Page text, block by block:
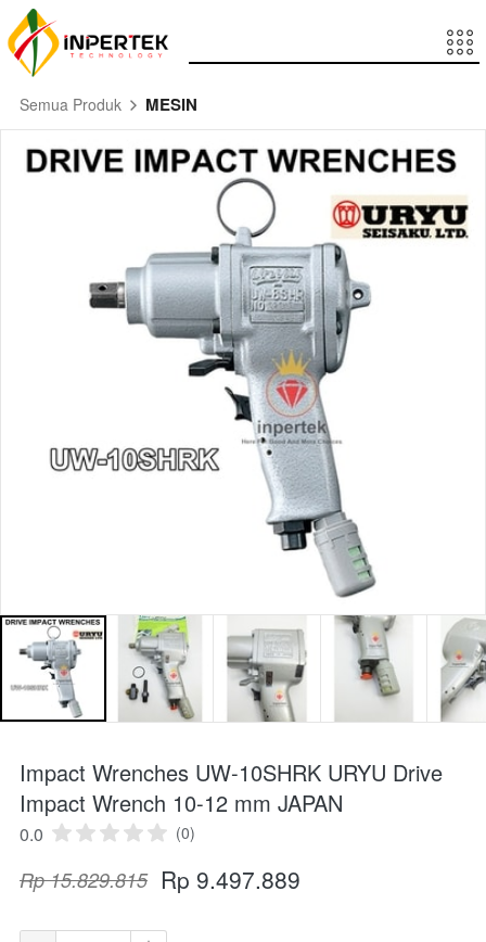
Semua Produk MESIN
Impact Wrenches UW-10SHRK URYU Drive
Impact Wrench 10-12 mm JAPAN
0.0 (0)
Rp 15.829.815 Rp 9.497.889